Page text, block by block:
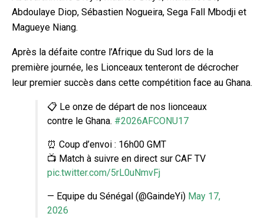
Abdoulaye Diop, Sébastien Nogueira, Sega Fall Mbodji et
Magueye Niang.
Après la défaite contre l’Afrique du Sud lors de la
première journée, les Lionceaux tenteront de décrocher
leur premier succès dans cette compétition face au Ghana.
📋 Le onze de départ de nos lionceaux
contre le Ghana. #2026AFCONU17
⏰ Coup d’envoi : 16h00 GMT
📺 Match à suivre en direct sur CAF TV
pic.twitter.com/5rL0uNmvFj
— Equipe du Sénégal (@GaindeYi) May 17,
2026